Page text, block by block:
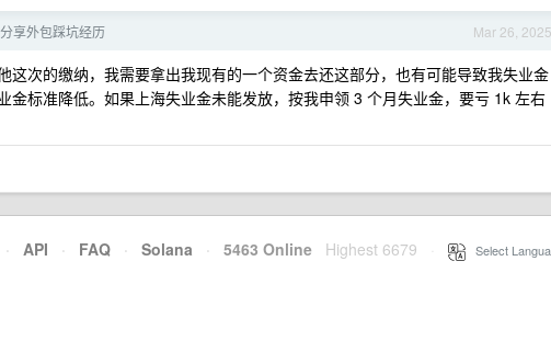
Mar 26, 2025
分享外包踩坑经历
这次的缴纳，我需要拿出我现有的一个资金去还这部分，也有可能导致我失业金
金标准降低。如果上海失业金未能发放，按我申领 3 个月失业金，要亏 1k 左右
· API · FAQ · Solana · 5463 Online Highest 6679 Select